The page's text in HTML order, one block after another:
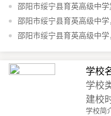
邵阳市绥宁县育英高级中学
邵阳市绥宁县育英高级中学
邵阳市绥宁县育英高级中学
学校
学校
建校
学校简